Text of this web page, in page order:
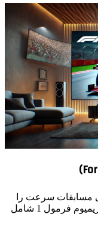
مسابقات سرعت را
برای شما فراهم می‌کند. امکانات اشتراک پریمیوم فرمول 1 شامل